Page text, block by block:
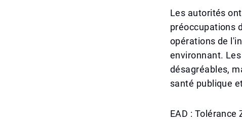
Les autorités
préoccupations
opérations de
environnant.
désagréables,
santé publique
EAD :